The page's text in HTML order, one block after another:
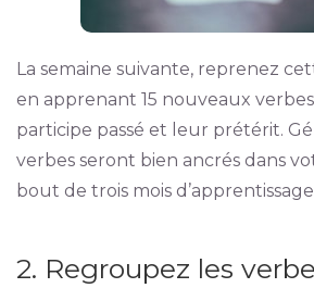
La semaine suivante, reprenez
en apprenant 15 nouveaux
participe passé et leur prétérit.
verbes seront bien ancrés dans
bout de trois mois d’apprentissage
2. Regroupez les